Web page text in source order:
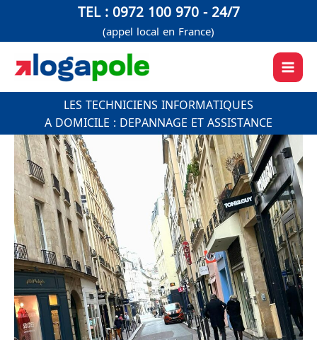
contenu
TEL : 0972 100 970 - 24/7
(appel local en France)
LES TECHNICIENS INFORMATIQUES
A DOMICILE : DEPANNAGE ET ASSISTANCE